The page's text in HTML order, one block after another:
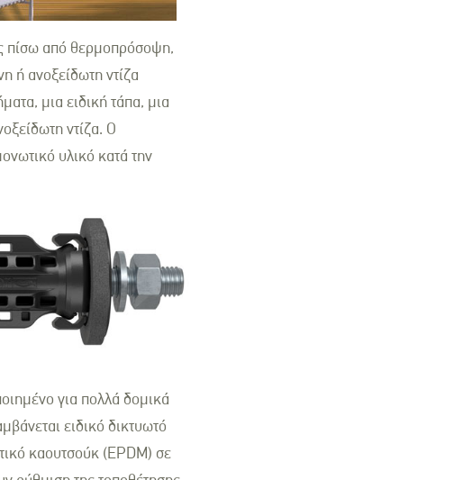
πίσω από θερμοπρόσοψη,
ή ανοξείδωτη ντίζα
μια ειδική τάπα, μια
ντίζα. Ο
υλικό κατά την
για πολλά δομικά
ειδικό δικτυωτό
καουτσούκ (EPDM) σε